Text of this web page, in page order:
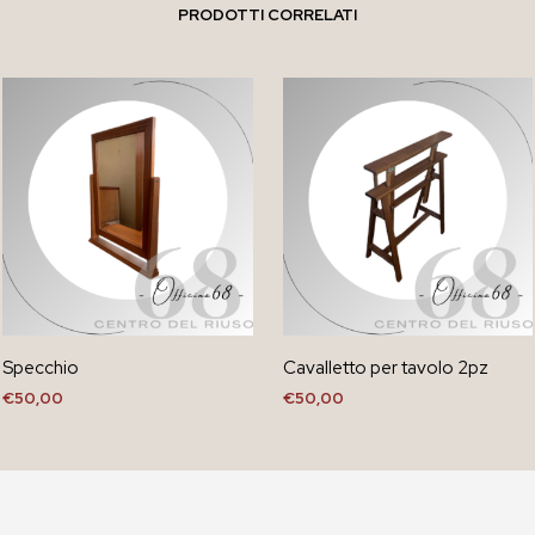
PRODOTTI CORRELATI
Specchio
€50,00
Cavalletto per tavolo 2pz
€50,00